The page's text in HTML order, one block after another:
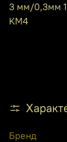
3 мм/0,3мм
KM4
Бренд